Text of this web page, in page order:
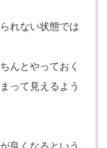
れない状態では
んとやっておく
って見えるよう